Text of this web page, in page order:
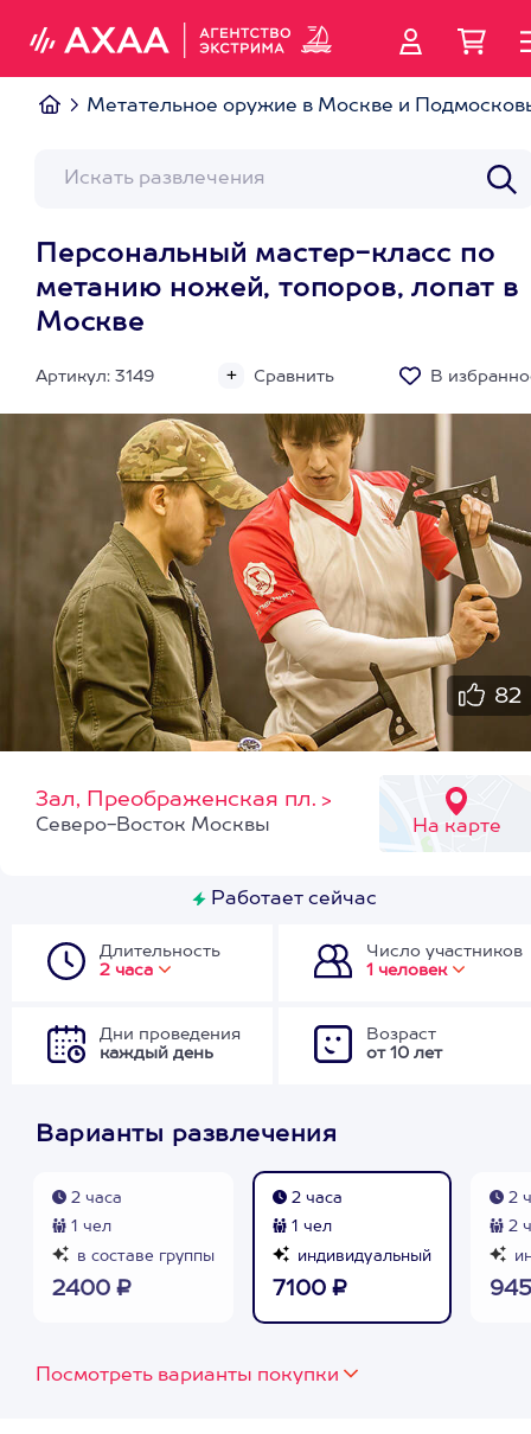
Метательное оружие в Москве и
Персональный мастер-класс по
метанию ножей, топоров, лопат в
Москве
Артикул: 3149 Сравнить В
82
Зал, Преображенская пл. >
На карте
Северо-Восток Москвы
Работает сейчас
Длительность
2 часа
Число участников
1 человек
Дни проведения
каждый день
Возраст
от 10 лет
Варианты развлечения
2 часа
1 чел
в составе группы
2400 ₽
2 часа
1 чел
индивидуальный
7100 ₽
2
2
Посмотреть варианты покупки